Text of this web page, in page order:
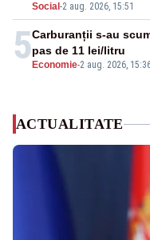
Social -2 aug. 2026, 15:51
5 Economie-2 aug. 2026,
Carburanții s-au
pas de 11 lei/litru
ACTUALITATE